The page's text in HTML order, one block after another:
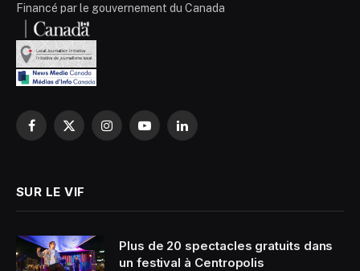
Financé par le gouvernement du Canada
Facebook
X
InstagramYouTubeLinkedIn
SUR LE VIF
Plus de 20 spectacles gratuits dans
un festival à Centropolis